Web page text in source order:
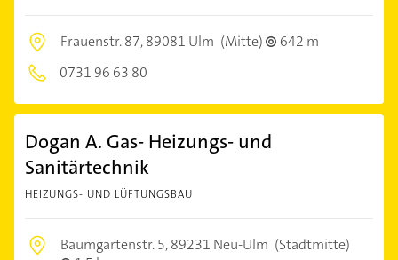
Frauenstr. 87,89081 Ulm (Mitte)
642 m
0731 96 63 80
Dogan A. Gas- Heizungs- und
Sanitärtechnik
HEIZUNGS- UND LÜFTUNGSBAU
Baumgartenstr. 5,89231 Neu-Ulm (Stadtmitte)